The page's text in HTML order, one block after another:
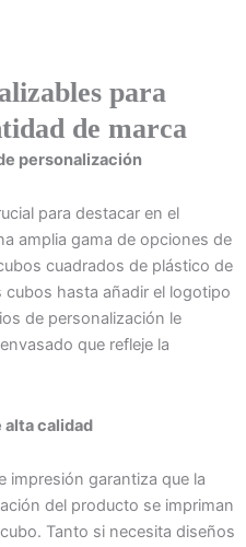
para
de marca
personalización
para destacar en el
amplia gama de opciones de
cuadrados de plástico de
cubos hasta añadir el logotipo
de personalización le
que refleje la
alta calidad
impresión garantiza que la
del producto se impriman
Tanto si necesita diseños